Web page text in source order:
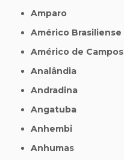
Amparo
Américo Brasiliense
Américo de Campos
Analândia
Andradina
Angatuba
Anhembi
Anhumas